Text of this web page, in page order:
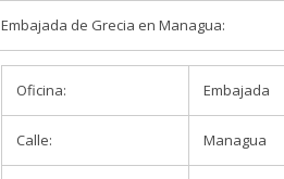
Embajada de Grecia en Managua:
Oficina: Embajada
Calle: Managua